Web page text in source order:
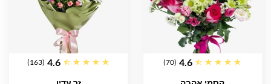
4.6
(70)
4.6
(163)